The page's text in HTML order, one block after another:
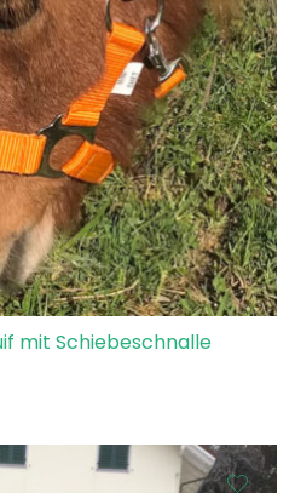
mit Schiebeschnalle